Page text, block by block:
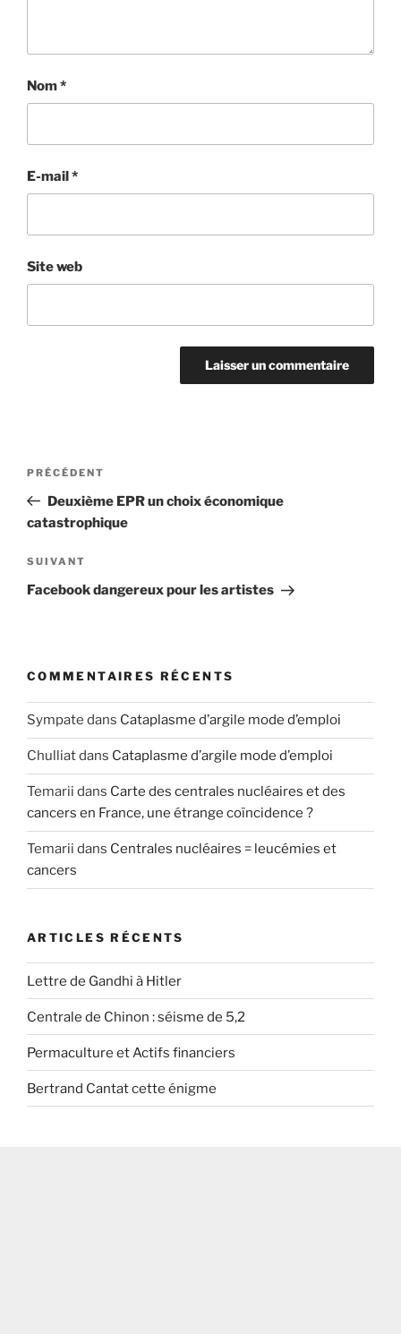
Nom*
E-mail*
Site web
Navigation
l’article
Article
précédent
PRÉCÉDENT
Deuxième EPR un choix économique
catastrophique
Article
suivant
SUIVANT
Facebook dangereux pour les artistes
COMMENTAIRES RÉCENTS
Sympate dans Cataplasme d’argile mode d’emploi
Chulliatdans Cataplasme d’argile mode d’emploi
Temarii dans Carte des centrales nucléaires et des
cancers en France, une étrange coïncidence ?
Temarii dans Centrales nucléaires = leucémies et
cancers
ARTICLES RÉCENTS
Lettre de Gandhi à Hitler
Centrale de Chinon : séisme de 5,2
Permaculture et Actifs financiers
Bertrand Cantat cette énigme